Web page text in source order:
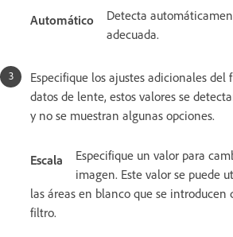
Automático
Detecta
adecuada.
Especifique los ajustes adicionales
datos de lente, estos valores se
y no se muestran algunas opciones.
Escala
Especifique un valor para
imagen. Este valor se puede
las áreas en blanco que se introducen
filtro.